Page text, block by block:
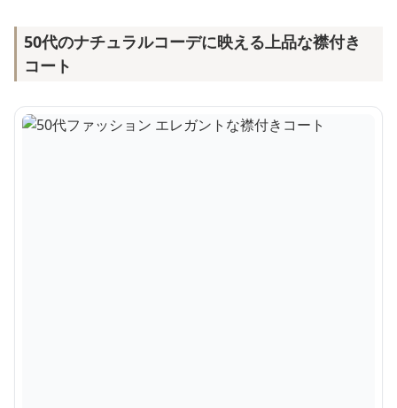
50代のナチュラルコーデに映える上品な襟付き
コート